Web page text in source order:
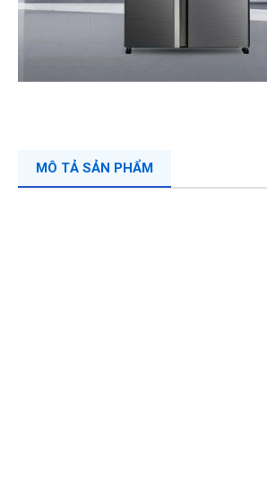
MÔ TẢ SẢN PHẨM